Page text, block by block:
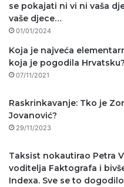
se pokajati ni vi ni vaša
vaše djece…
01/01/2024
Koja je najveća
koja je pogodila Hrvatsku?
07/11/2021
Raskrinkavanje: Tko je
Jovanović?
29/11/2023
Taksist nokautirao Petra
voditelja Faktografa i
Indexa. Sve se to